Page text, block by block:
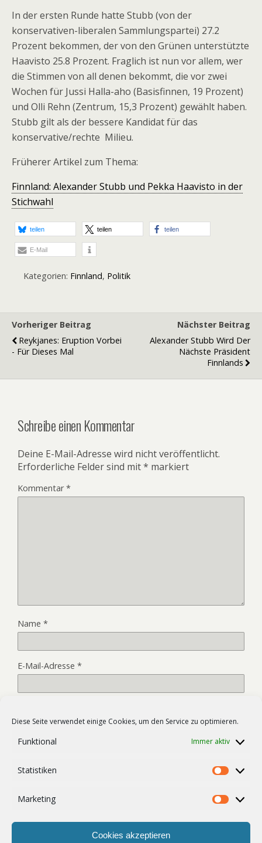
Diese Seite verwendet einige Cookies, um den Service zu optimieren.
Funktional Immer aktiv
Statistiken
Marketing
Cookies akzeptieren
In der ersten Runde hatte Stubb (von der
konservativen-liberalen Sammlungspartei) 27.2
Prozent bekommen, der von den Grünen unterstützte
Haavisto 25.8 Prozent. Fraglich ist nun vor allem, wer
die Stimmen von all denen bekommt, die vor zwei
Wochen für Jussi Halla-aho (Basisfinnen, 19 Prozent)
und Olli Rehn (Zentrum, 15,3 Prozent) gewählt haben.
Stubb gilt als der bessere Kandidat für das
konservative/rechte Milieu.
Früherer Artikel zum Thema:
Finnland: Alexander Stubb und Pekka Haavisto in der
Stichwahl
teilen teilen teilen
E-Mail
Kategorien: Finnland, Politik
Vorheriger Beitrag
Reykjanes: Eruption Vorbei
- Für Dieses Mal
Nächster Beitrag
Alexander Stubb Wird Der
Nächste Präsident
Finnlands
Schreibe einen Kommentar
Deine E-Mail-Adresse wird nicht veröffentlicht.
Erforderliche Felder sind mit* markiert
Kommentar*
Name *
E-Mail-Adresse *
meinen nächsten Kommentar speichern.